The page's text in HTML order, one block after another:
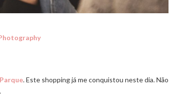
. Este shopping já me conquistou neste dia. Não